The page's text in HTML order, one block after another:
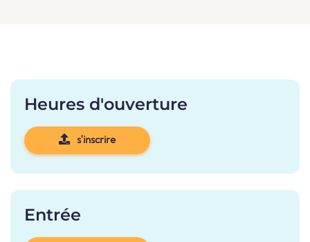
Heures d'ouverture
s'inscrire
Entrée